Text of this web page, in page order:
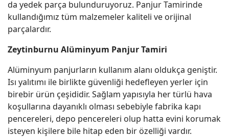
da yedek parça bulunduruyoruz. Panjur Tamirinde
kullandığımız tüm malzemeler kaliteli ve orijinal
parçalardır.
Zeytinburnu Alüminyum Panjur Tamiri
Alüminyum panjurların kullanım alanı oldukça geniştir.
Isı yalıtımı ile birlikte güvenliği hedefleyen yerler için
birebir ürün çeşididir. Sağlam yapısıyla her türlü hava
koşullarına dayanıklı olması sebebiyle fabrika kapı
pencereleri, depo pencereleri olup hatta evini korumak
isteyen kişilere bile hitap eden bir özelliği vardır.